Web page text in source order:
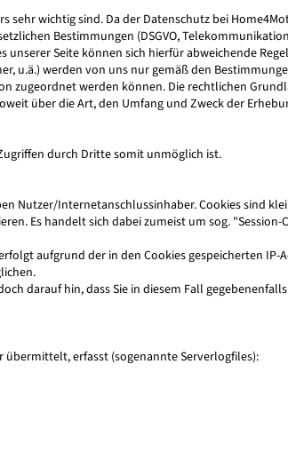
sehr wichtig sind. Da der Datenschutz bei
Bestimmungen (DSGVO,
Seite können sich hierfür abweichende
u.ä.) werden von uns nur gemäß den
zugeordnet werden können. Die rechtlichen
über die Art, den Umfang und Zweck der
durch Dritte somit unmöglich ist.
Nutzer/Internetanschlussinhaber. Cookies sind
Es handelt sich dabei zumeist um sog. "Session-
aufgrund der in den Cookies gespeicherten IP-
darauf hin, dass Sie in diesem Fall
übermittelt, erfasst (sogenannte Serverlogfiles):